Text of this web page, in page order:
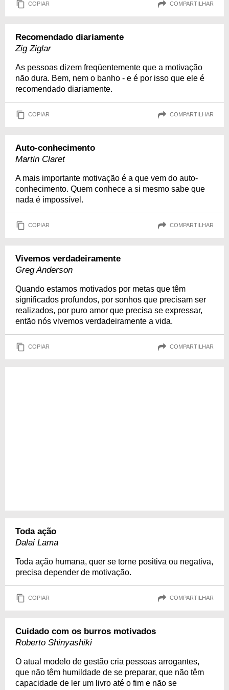
COPIAR COMPARTILHAR
Recomendado diariamente
Zig Ziglar
As pessoas dizem freqüentemente que a motivação
não dura. Bem, nem o banho - e é por isso que ele é
recomendado diariamente.
COPIAR COMPARTILHAR
Auto-conhecimento
Martin Claret
A mais importante motivação é a que vem do auto-
conhecimento. Quem conhece a si mesmo sabe que
nada é impossível.
COPIAR COMPARTILHAR
Vivemos verdadeiramente
Greg Anderson
Quando estamos motivados por metas que têm
significados profundos, por sonhos que precisam ser
realizados, por puro amor que precisa se expressar,
então nós vivemos verdadeiramente a vida.
COPIAR COMPARTILHAR
Toda ação
Dalai Lama
Toda ação humana, quer se torne positiva ou negativa,
precisa depender de motivação.
COPIAR COMPARTILHAR
Cuidado com os burros motivados
Roberto Shinyashiki
O atual modelo de gestão cria pessoas arrogantes,
que não têm humildade de se preparar, que não têm
capacidade de ler um livro até o fim e não se